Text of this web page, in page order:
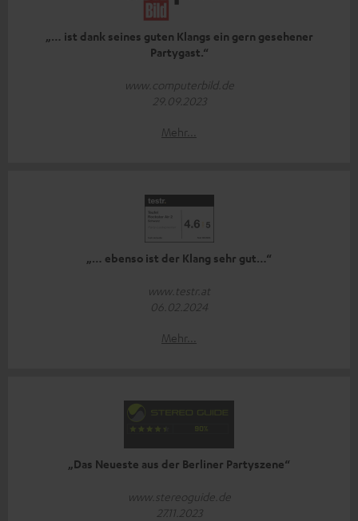
„… ist dank seines guten Klangs ein gern gesehener
Partygast.“
www.computerbild.de
29.09.2023
Mehr...
„… ebenso ist der Klang sehr gut…“
www.testr.at
06.02.2024
Mehr...
„Das Neueste aus der Berliner Partyszene“
www.stereoguide.de
27.11.2023